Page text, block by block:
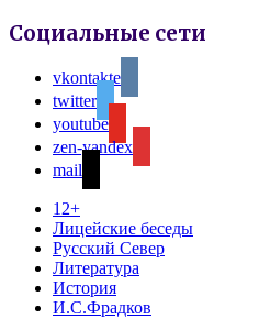
Социальные сети
vkontakte
twitter
youtube
zen-yandex
mail
12+
Лицейские беседы
Русский Север
Литература
История
И.С.Фрадков